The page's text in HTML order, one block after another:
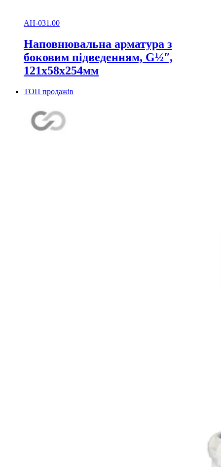
АН-031.00
Наповнювальна арматура з
боковим підведенням, G½ʺ,
121х58х254мм
ТОП продажів